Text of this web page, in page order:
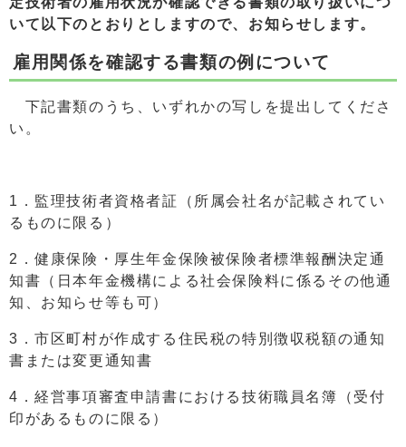
いて以下のとおりとしますので、お知らせします。
雇用関係を確認する書類の例について
下記書類のうち、いずれかの写しを提出してくださ
い。
1．監理技術者資格者証（所属会社名が記載されてい
るものに限る）
2．健康保険・厚生年金保険被保険者標準報酬決定通
知書（日本年金機構による社会保険料に係るその他通
知、お知らせ等も可）
3．市区町村が作成する住民税の特別徴収税額の通知
書または変更通知書
4．経営事項審査申請書における技術職員名簿（受付
印があるものに限る）